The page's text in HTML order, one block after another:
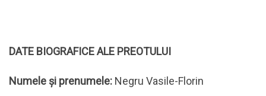
DATE BIOGRAFICE ALE PREOTULUI
Numele și prenumele: Negru Vasile-Florin